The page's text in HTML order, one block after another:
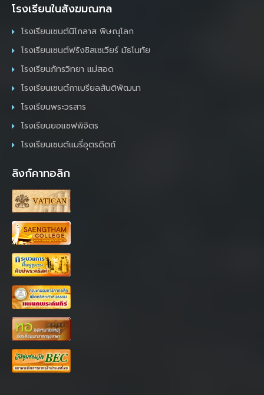
โรงเรียนในสังฆมณฑล
โรงเรียนเซนต์นิโกลาส พิษณุโลก
โรงเรียนเซนต์ฟรังซิสเซเวียร์ มัธโนทัย
โรงเรียนภัทรวิทยา แม่สอด
โรงเรียนเซนต์กาเบรียลสันติพัฒนา
โรงเรียนพระวรสาร
โรงเรียนยอแซฟพิจิตร
โรงเรียนเซนต์แมรี่อุตรดิตถ์
ลิงก์คาทอลิก